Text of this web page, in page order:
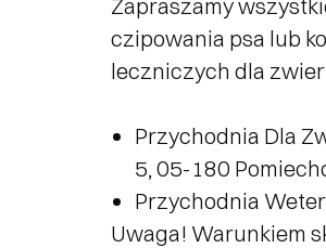
Zapraszamy
czipowania psa lub
leczniczych dla
Przychodnia Dla
5, 05-180
Przychodnia
Uwaga! Warunkiem